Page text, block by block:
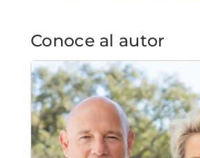
Conoce al autor